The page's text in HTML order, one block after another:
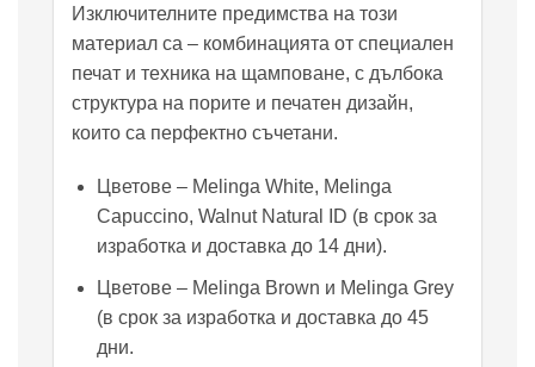
Изключителните предимства на този
материал са – комбинацията от специален
печат и техника на щамповане, с дълбока
структура на порите и печатен дизайн,
които са перфектно съчетани.
Цветове – Melinga White, Melinga
Capuccino, Walnut Natural ID (в срок за
изработка и доставка до 14 дни).
Цветове – Melinga Brown и Melinga Grey
(в срок за изработка и доставка до 45
дни.